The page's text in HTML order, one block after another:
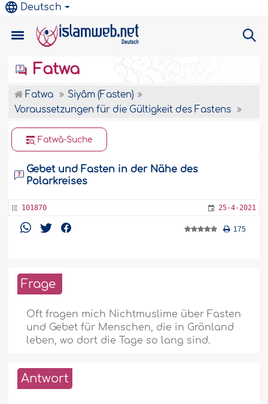
Deutsch
Fatwa
Fatwa
Siyâm (Fasten)
Voraussetzungen für die Gültigkeit des Fastens
Fatwâ-Suche
Gebet und Fasten in der Nähe des
Polarkreises
101870 25-4-2021
175
Frage
Oft fragen mich Nichtmuslime über Fasten
und Gebet für Menschen, die in Grönland
leben, wo dort die Tage so lang sind.
Antwort